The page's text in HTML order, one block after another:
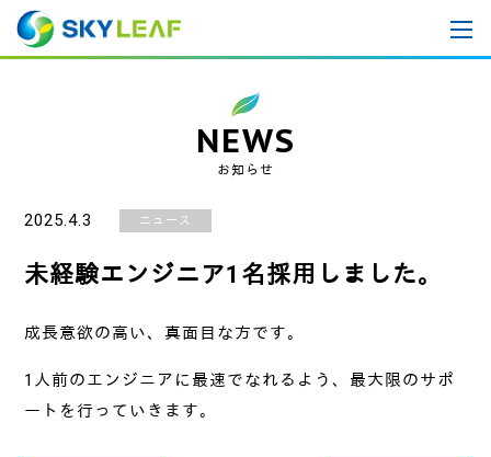
NEWS
お知らせ
2025.4.3 ニュース
未経験エンジニア1名採用しました。
成長意欲の高い、真面目な方です。
1人前のエンジニアに最速でなれるよう、最大限のサポ
ートを行っていきます。